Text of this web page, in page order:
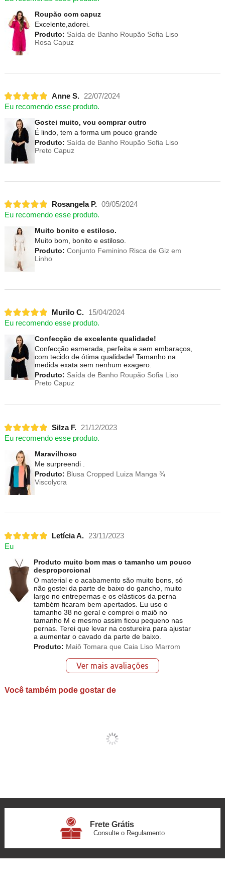
Roupão com capuz
Excelente,adorei.
Produto: Saída de Banho Roupão Sofia Liso
Rosa Capuz
Anne S.
22/07/2024
Eu recomendo esse produto.
Gostei muito, vou comprar outro
É lindo, tem a forma um pouco grande
Produto: Saída de Banho Roupão Sofia Liso
Preto Capuz
Rosangela P. 09/05/2024
Eu recomendo esse produto.
Muito bonito e estiloso.
Muito bom, bonito e estiloso.
Produto: Conjunto Feminino Risca de Giz em
Linho
Murilo C.
15/04/2024
Eu recomendo esse produto.
Confecção de excelente qualidade!
Confecção esmerada, perfeita e sem embaraços,
com tecido de ótima qualidade! Tamanho na
medida exata sem nenhum exagero.
Produto: Saída de Banho Roupão Sofia Liso
Preto Capuz
Silza F.
21/12/2023
Eu recomendo esse produto.
Maravilhoso
Me surpreendi .
Produto: Blusa Cropped Luiza Manga ¾
Viscolycra
Letícia A.
23/11/2023
Eu
Produto muito bom mas o tamanho um pouco
desproporcional
O material e o acabamento são muito bons, só
não gostei da parte de baixo do gancho, muito
largo no entrepernas e os elásticos da perna
também ficaram bem apertados. Eu uso o
tamanho 38 no geral e comprei o maiô no
tamanho M e mesmo assim ficou pequeno nas
pernas. Terei que levar na costureira para ajustar
a aumentar o cavado da parte de baixo.
Produto: Maiô Tomara que Caia Liso Marrom
Ver mais avaliações
Você também pode gostar de
Frete Grátis
Consulte o Regulamento